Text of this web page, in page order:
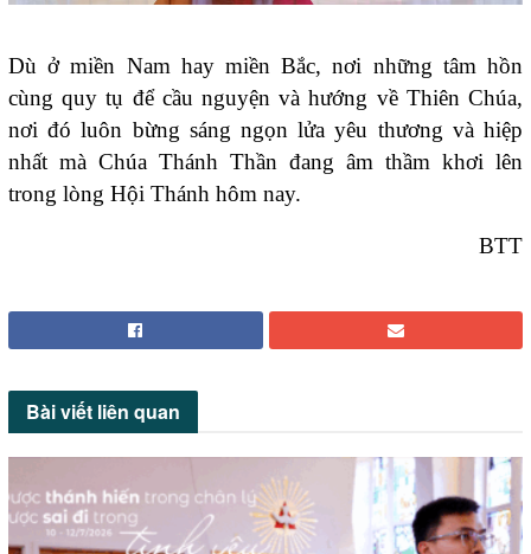
Dù ở miền Nam hay miền Bắc, nơi những tâm hồn
cùng quy tụ để cầu nguyện và hướng về Thiên Chúa,
nơi đó luôn bừng sáng ngọn lửa yêu thương và hiệp
nhất mà Chúa Thánh Thần đang âm thầm khơi lên
trong lòng Hội Thánh hôm nay.
BTT
Bài viết liên quan